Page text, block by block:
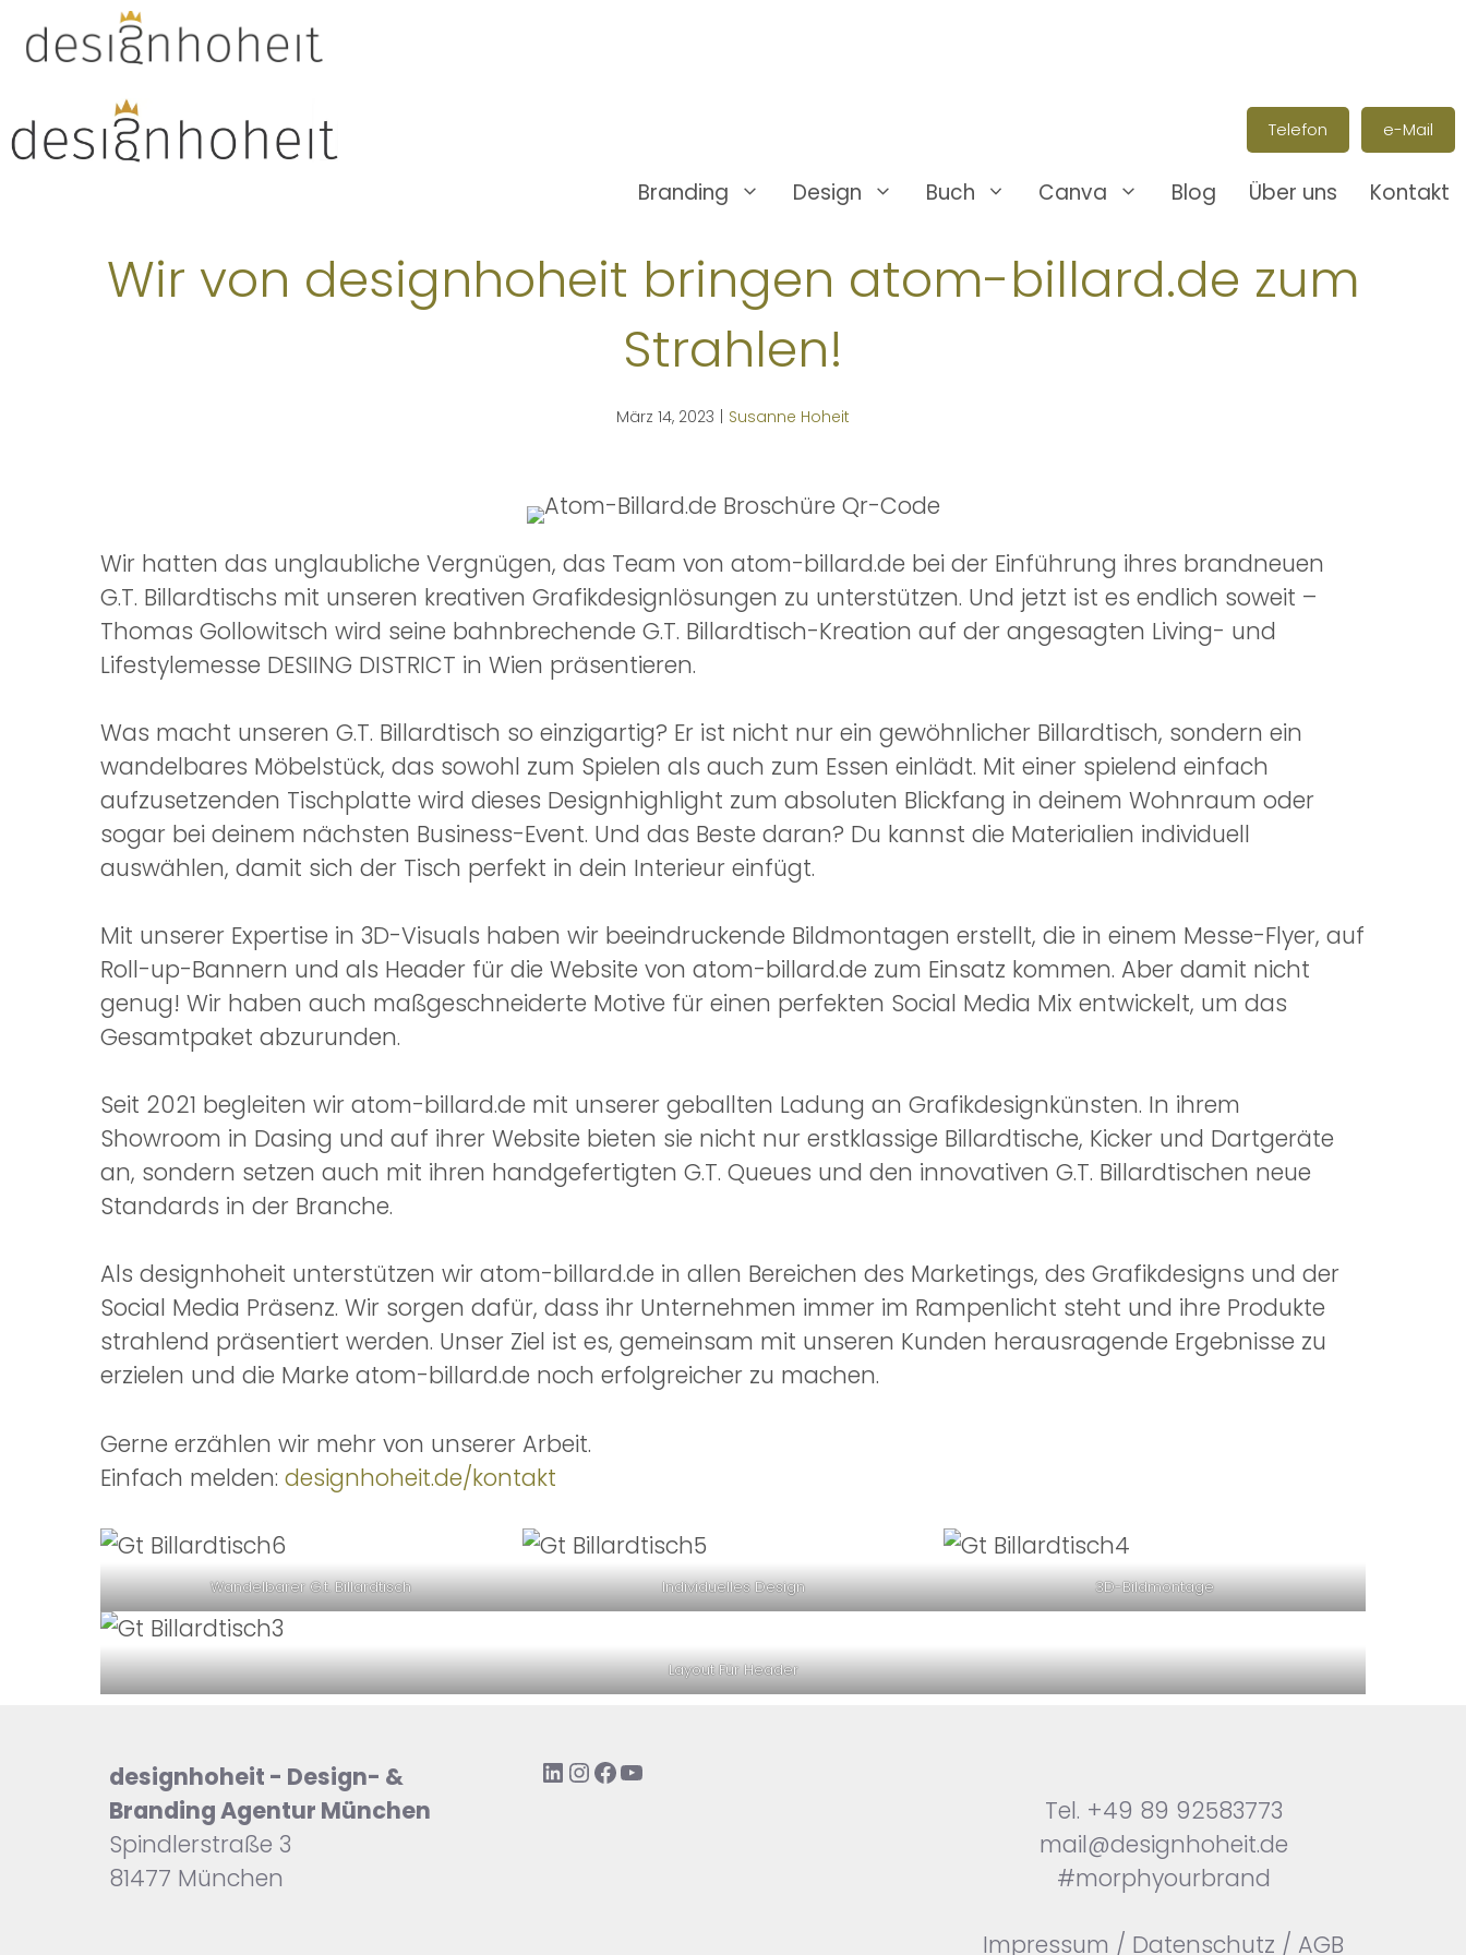
Inhalt
Telefon e-Mail
Branding Design Buch Canva Blog Über uns Kontakt
Wir von designhoheit bringen atom-billard.de zum
Strahlen!
März 14, 2023 | Susanne Hoheit
Wir hatten das unglaubliche Vergnügen, das Team von atom-billard.de bei der Einführung ihres brandneuen
G.T. Billardtischs mit unseren kreativen Grafikdesignlösungen zu unterstützen. Und jetzt ist es endlich soweit –
Thomas Gollowitsch wird seine bahnbrechende G.T. Billardtisch-Kreation auf der angesagten Living- und
Lifestylemesse DESIING DISTRICT in Wien präsentieren.
Was macht unseren G.T. Billardtisch so einzigartig? Er ist nicht nur ein gewöhnlicher Billardtisch, sondern ein
wandelbares Möbelstück, das sowohl zum Spielen als auch zum Essen einlädt. Mit einer spielend einfach
aufzusetzenden Tischplatte wird dieses Designhighlight zum absoluten Blickfang in deinem Wohnraum oder
sogar bei deinem nächsten Business-Event. Und das Beste daran? Du kannst die Materialien individuell
auswählen, damit sich der Tisch perfekt in dein Interieur einfügt.
Mit unserer Expertise in 3D-Visuals haben wir beeindruckende Bildmontagen erstellt, die in einem Messe-Flyer, auf
Roll-up-Bannern und als Header für die Website von atom-billard.de zum Einsatz kommen. Aber damit nicht
genug! Wir haben auch maßgeschneiderte Motive für einen perfekten Social Media Mix entwickelt, um das
Gesamtpaket abzurunden.
Seit 2021 begleiten wir atom-billard.de mit unserer geballten Ladung an Grafikdesignkünsten. In ihrem
Showroom in Dasing und auf ihrer Website bieten sie nicht nur erstklassige Billardtische, Kicker und Dartgeräte
an, sondern setzen auch mit ihren handgefertigten G.T. Queues und den innovativen G.T. Billardtischen neue
Standards in der Branche.
Als designhoheit unterstützen wir atom-billard.de in allen Bereichen des Marketings, des Grafikdesigns und der
Social Media Präsenz. Wir sorgen dafür, dass ihr Unternehmen immer im Rampenlicht steht und ihre Produkte
strahlend präsentiert werden. Unser Ziel ist es, gemeinsam mit unseren Kunden herausragende Ergebnisse zu
erzielen und die Marke atom-billard.de noch erfolgreicher zu machen.
Gerne erzählen wir mehr von unserer Arbeit.
Einfach melden: designhoheit.de/kontakt
Wandelbarer G.t. Billardtisch Individuelles Design 3D-Bildmontage
Layout Für Header
designhoheit - Design- &
Branding Agentur München
Spindlerstraße 3
81477 München
LinkedIn
Instagram
Facebook
YouTube
Tel. +49 89 92583773
mail@designhoheit.de
#morphyourbrand
Impressum / Datenschutz / AGB